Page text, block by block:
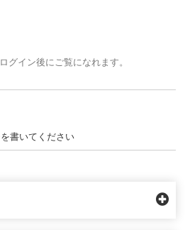
グイン後にご覧になれます。
書いてください